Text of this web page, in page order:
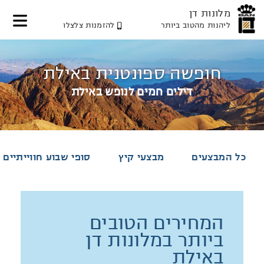
עליון
תחתון
מלונות דן
ליהנות מהטוב ביותר להזמנות צלצלו
חופשה ספונטנית באילת
דילים חמים לנופש באילת
כל המבצעים מבצעי קיץ סופי שבוע חווייתיים
המחירים הטובים
ביותר במלונות דן
באילת